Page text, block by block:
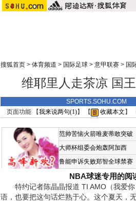
搜狐首页> 体育频道 > 国际足球> 意甲联赛> 国
维耶里人走茶凉 国
页面功能 【我来说两句(1)】 【 收藏本文 】
范帅苦恼火箭唯麦蒂敢突破
大师杯组委会炮轰阿加西
鲁能申诉失败郑智全球禁赛
NBA球迷专用的阅
特约记者陈晶晶报道 TI AMO（我爱你
语，也要把这句话烂熟于心。这个夏天，